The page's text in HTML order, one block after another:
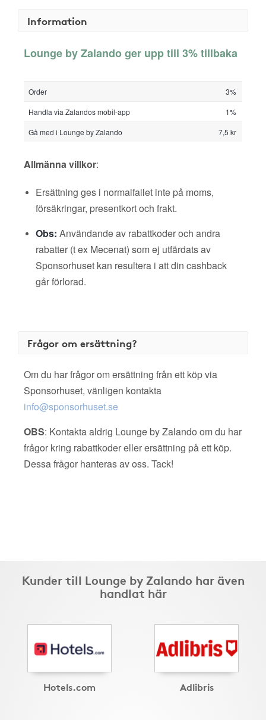
Information
Lounge by Zalando ger upp till 3% tillbaka
Order
3%
Handla via Zalandos mobil-app
1%
Gå med i Lounge by Zalando
7,5 kr
Allmänna villkor:
Ersättning ges i normalfallet inte på moms,
försäkringar, presentkort och frakt.
Obs: Användande av rabattkoder och andra
rabatter (t ex Mecenat) som ej utfärdats av
Sponsorhuset kan resultera i att din cashback
går förlorad.
Frågor om ersättning?
Om du har frågor om ersättning från ett köp via
Sponsorhuset, vänligen kontakta
info@sponsorhuset.se
OBS: Kontakta aldrig Lounge by Zalando om du har
frågor kring rabattkoder eller ersättning på ett köp.
Dessa frågor hanteras av oss. Tack!
Kunder till Lounge by Zalando har även
handlat här
Hotels.com Adlibris